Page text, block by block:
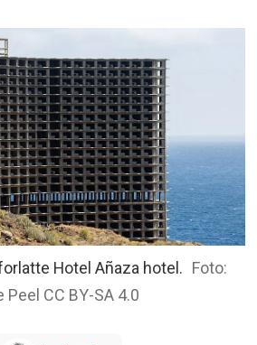
Hotel Añaza hotel.
Peel CC BY-SA 4.0